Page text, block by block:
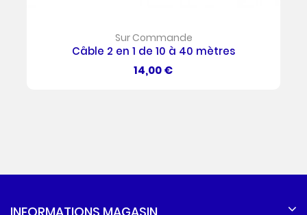
Sur Commande
Câble 2 en 1 de 10 à 40 mètres
Prix
14,00 €